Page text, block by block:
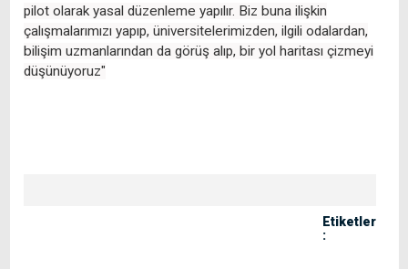
pilot olarak yasal düzenleme yapılır. Biz buna ilişkin
çalışmalarımızı yapıp, üniversitelerimizden, ilgili odalardan,
bilişim uzmanlarından da görüş alıp, bir yol haritası çizmeyi
düşünüyoruz"
Etiketler
: